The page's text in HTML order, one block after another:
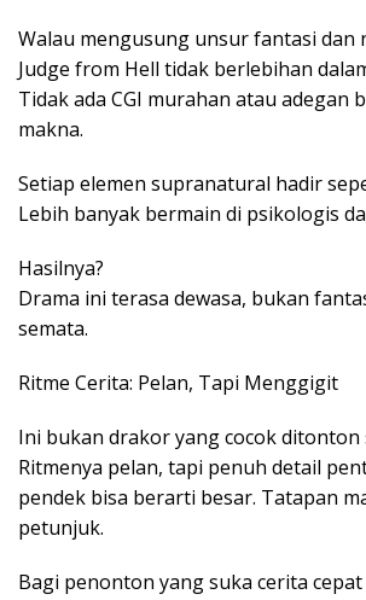
Walau mengusung unsur fantasi dan
Judge from Hell tidak berlebihan
Tidak ada CGI murahan atau adegan
makna.
Setiap elemen supranatural hadir
Lebih banyak bermain di psikologis
Hasilnya?
Drama ini terasa dewasa, bukan
semata.
Ritme Cerita: Pelan, Tapi Menggigit
Ini bukan drakor yang cocok ditonton
Ritmenya pelan, tapi penuh detail
pendek bisa berarti besar. Tatapan
petunjuk.
Bagi penonton yang suka cerita